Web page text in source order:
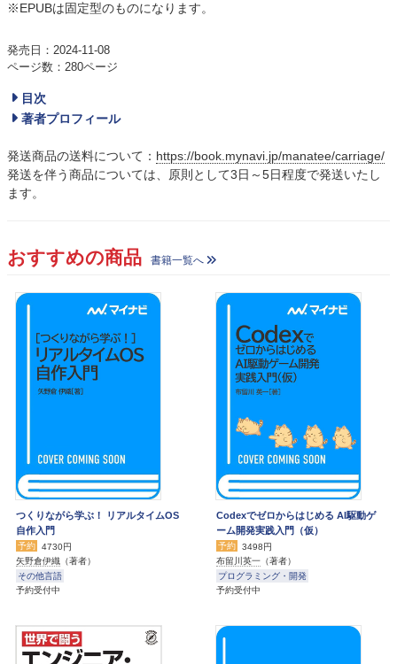
※EPUBは固定型のものになります。
発売日：2024-11-08
ページ数：280ページ
目次
著者プロフィール
発送商品の送料について： https://book.mynavi.jp/manatee/carriage/
発送を伴う商品については、原則として3日～5日程度で発送いたし
ます。
おすすめの商品 書籍一覧へ
つくりながら学ぶ！ リアルタイムOS
自作入門
予約
4730円
矢野倉伊織 （著者）
その他言語
予約受付中
Codexでゼロからはじめる AI駆動ゲ
ーム開発実践入門（仮）
予約
3498円
布留川英一 （著者）
プログラミング・開発
予約受付中